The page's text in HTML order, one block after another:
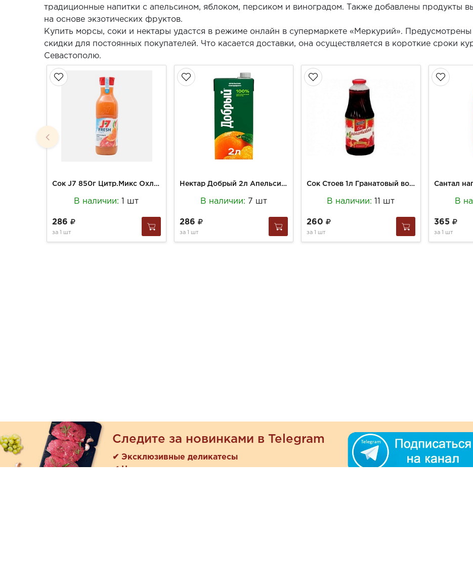
традиционные напитки с апельсином, яблоком, персиком и виноградом. Также добавлены продукты
на основе экзотических фруктов.
Купить морсы, соки и нектары удастся в режиме онлайн в супермаркете «Меркурий».
скидки для постоянных покупателей. Что касается доставки, она осуществляется в короткие сроки
Севастополю.
Сок J7 850г Цитр.Микс Охлажденный
В наличии: 1 шт
286
за 1 шт
Нектар Добрый 2л Апельсин-Мандарин
В наличии: 7 шт
286
за 1 шт
Сок Стоев 1л Гранатовый восстановленный с/б
В наличии: 11 шт
260
за 1 шт
В
365
за 1 шт
Следите за новинками в Telegram
✔ Эксклюзивные деликатесы
✔ Новые поступления